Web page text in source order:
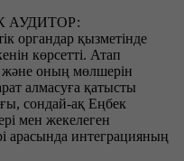
АУДИТОР:
органдар қызметінде
көрсетті. Атап
және оның мөлшерін
алмасуға қатысты
сондай-ақ Еңбек
мен жекелеген
арасында интеграцияның